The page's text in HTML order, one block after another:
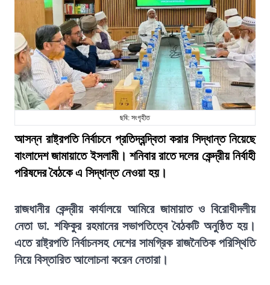
ছবি: সংগৃহীত
আসন্ন রাষ্ট্রপতি নির্বাচনে প্রতিদ্বন্দ্বিতা করার সিদ্ধান্ত নিয়েছে
বাংলাদেশ জামায়াতে ইসলামী। শনিবার রাতে দলের কেন্দ্রীয় নির্বাহী
পরিষদের বৈঠকে এ সিদ্ধান্ত নেওয়া হয়।
রাজধানীর কেন্দ্রীয় কার্যালয়ে আমিরে জামায়াত ও বিরোধীদলীয়
নেতা ডা. শফিকুর রহমানের সভাপতিত্বে বৈঠকটি অনুষ্ঠিত হয়।
এতে রাষ্ট্রপতি নির্বাচনসহ দেশের সামগ্রিক রাজনৈতিক পরিস্থিতি
নিয়ে বিস্তারিত আলোচনা করেন নেতারা।